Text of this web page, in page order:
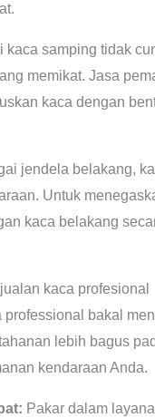
kaca samping tidak
memikat. Jasa
kaca dengan
jendela belakang,
Untuk
kaca belakang
kaca profesional
professional bakal
lebih bagus
kendaraan Anda.
Pakar dalam